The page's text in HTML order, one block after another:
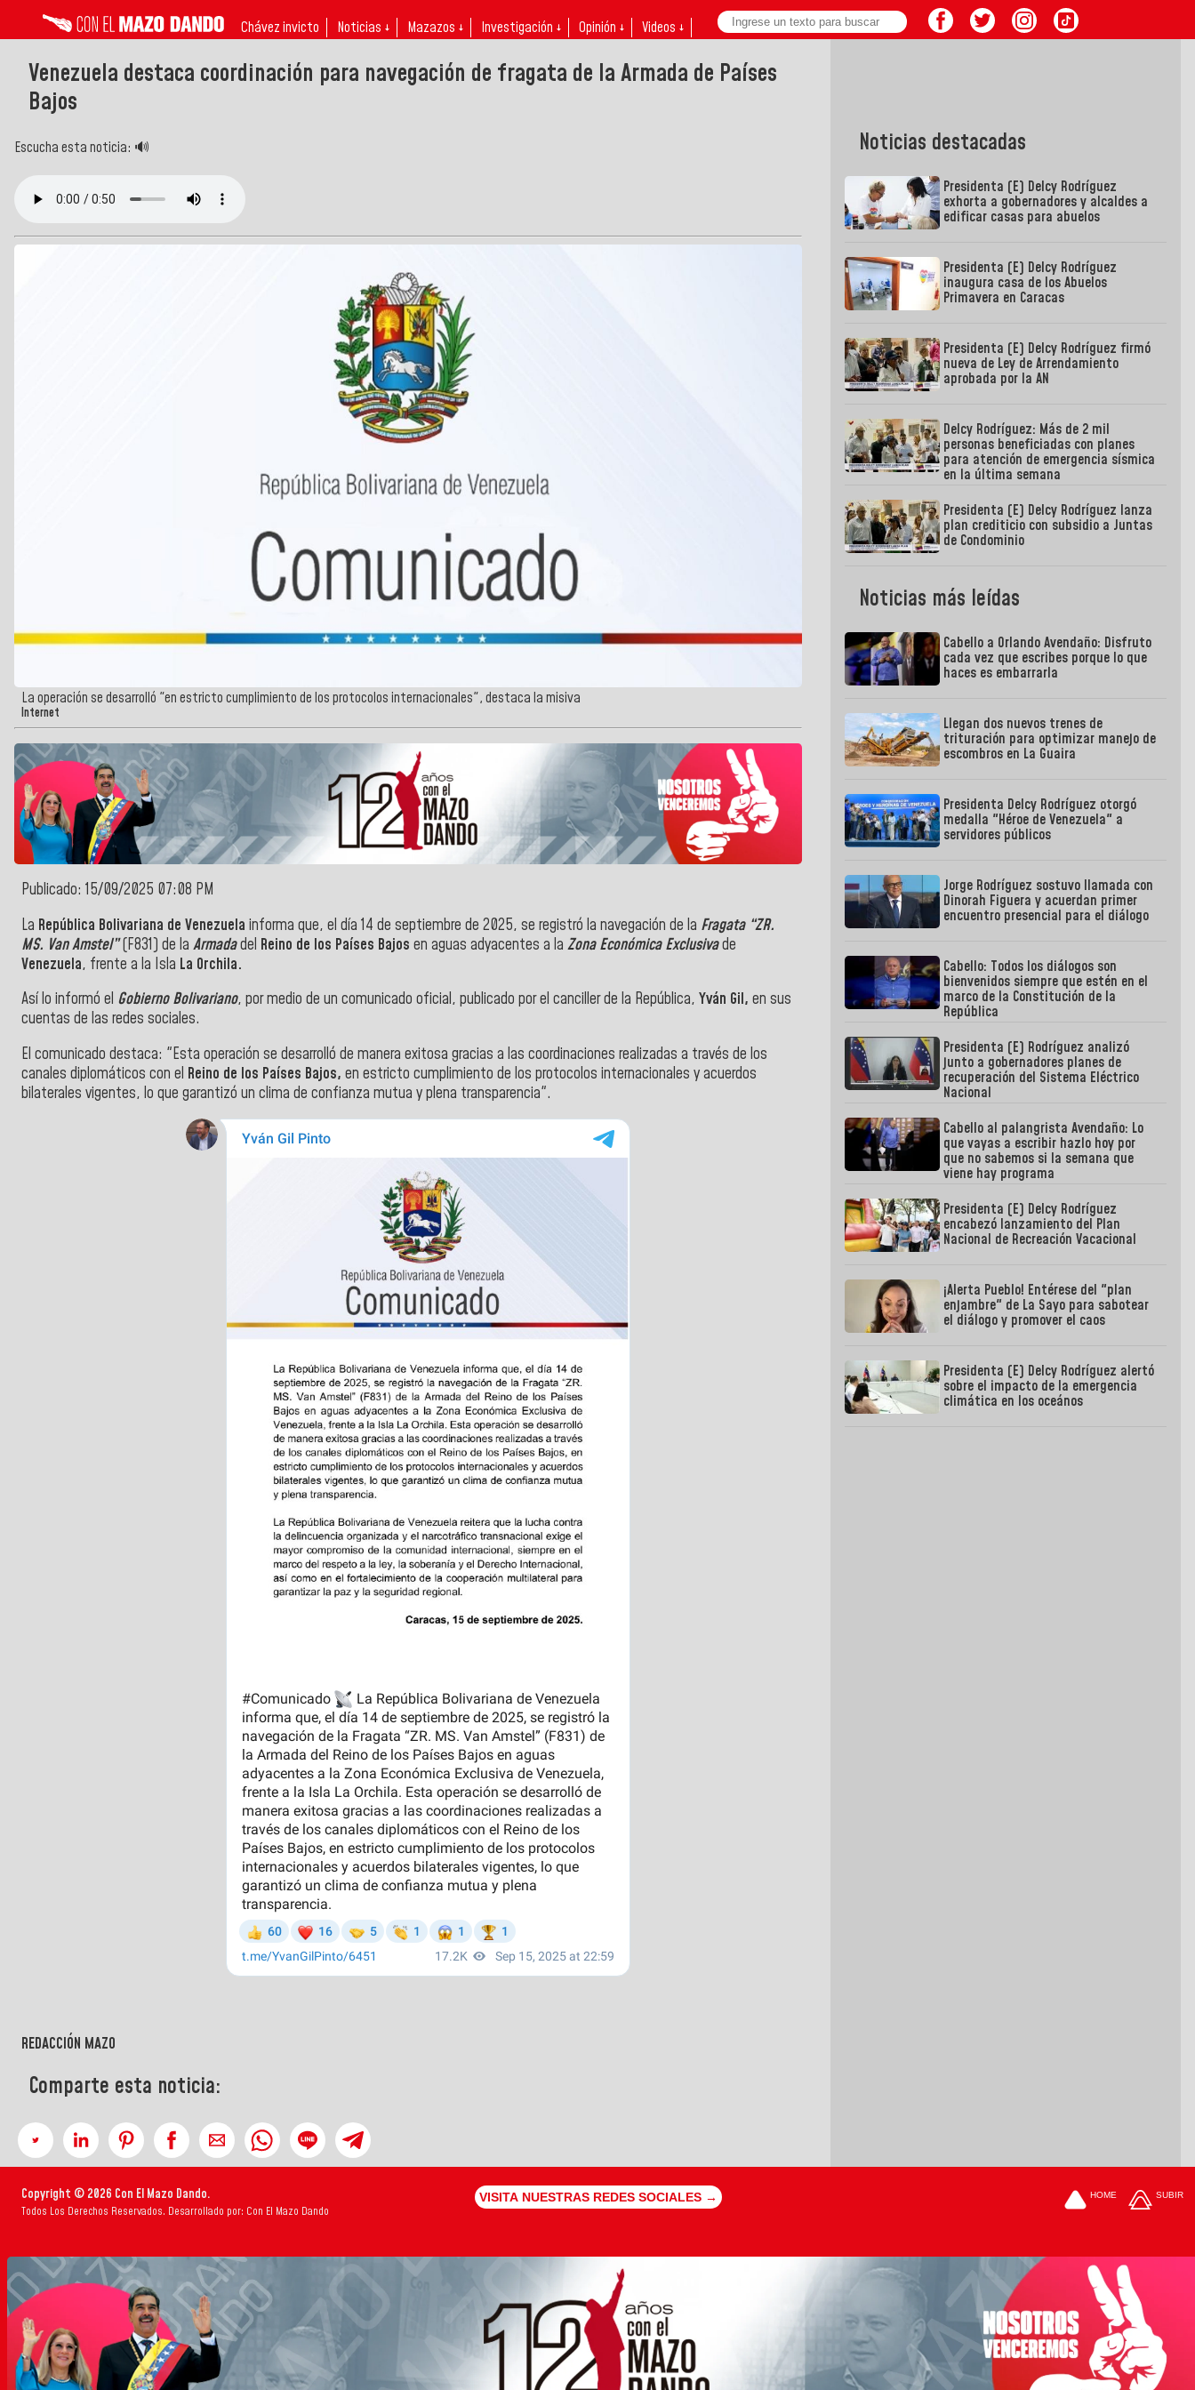
Chávez invicto Noticias ↓ Mazazos ↓ Investigación ↓ Opinión ↓ Videos ↓
Venezuela destaca coordinación para navegación de fragata de la Armada de Países
Bajos
Escucha esta noticia: 🔊
La operación se desarrolló "en estricto cumplimiento de los protocolos internacionales", destaca la misiva
Internet
Publicado: 15/09/2025 07:08 PM
La República Bolivariana de Venezuela informa que, el día 14 de septiembre de 2025, se registró la navegación de la Fragata “ZR.
MS. Van Amstel”(F831) de la Armadadel Reino de los Países Bajos en aguas adyacentes a la Zona Económica Exclusivade
Venezuela, frente a la Isla La Orchila.
Así lo informó el Gobierno Bolivariano, por medio de un comunicado oficial, publicado por el canciller de la República, Yván Gil, en sus
cuentas de las redes sociales.
El comunicado destaca: "Esta operación se desarrolló de manera exitosa gracias a las coordinaciones realizadas a través de los
canales diplomáticos con el Reino de los Países Bajos, en estricto cumplimiento de los protocolos internacionales y acuerdos
bilaterales vigentes, lo que garantizó un clima de confianza mutua y plena transparencia".
REDACCIÓN MAZO
Comparte esta noticia:
Noticias destacadas
Presidenta (E) Delcy Rodríguez
exhorta a gobernadores y alcaldes a
edificar casas para abuelos
Presidenta (E) Delcy Rodríguez
inaugura casa de los Abuelos
Primavera en Caracas
Presidenta (E) Delcy Rodríguez firmó
nueva de Ley de Arrendamiento
aprobada por la AN
Delcy Rodríguez: Más de 2 mil
personas beneficiadas con planes
para atención de emergencia sísmica
en la última semana
Presidenta (E) Delcy Rodríguez lanza
plan crediticio con subsidio a Juntas
de Condominio
Noticias más leídas
Cabello a Orlando Avendaño: Disfruto
cada vez que escribes porque lo que
haces es embarrarla
Llegan dos nuevos trenes de
trituración para optimizar manejo de
escombros en La Guaira
Presidenta Delcy Rodríguez otorgó
medalla "Héroe de Venezuela" a
servidores públicos
Jorge Rodríguez sostuvo llamada con
Dinorah Figuera y acuerdan primer
encuentro presencial para el diálogo
Cabello: Todos los diálogos son
bienvenidos siempre que estén en el
marco de la Constitución de la
República
Presidenta (E) Rodríguez analizó
junto a gobernadores planes de
recuperación del Sistema Eléctrico
Nacional
Cabello al palangrista Avendaño: Lo
que vayas a escribir hazlo hoy por
que no sabemos si la semana que
viene hay programa
Presidenta (E) Delcy Rodríguez
encabezó lanzamiento del Plan
Nacional de Recreación Vacacional
¡Alerta Pueblo! Entérese del "plan
enjambre" de La Sayo para sabotear
el diálogo y promover el caos
Presidenta (E) Delcy Rodríguez alertó
sobre el impacto de la emergencia
climática en los oceános
Copyright © 2026 Con El Mazo Dando.
Todos Los Derechos Reservados. Desarrollado por: Con El Mazo Dando
VISITA NUESTRAS REDES SOCIALES → HOME SUBIR